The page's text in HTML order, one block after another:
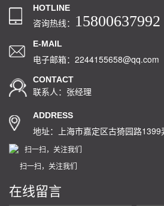
HOTLINE
咨询热线： 15800637992
E-MAIL
电子邮箱：2244155658@qq.com
CONTACT
联系人：张经理
ADDRESS
地址：上海市嘉定区古猗园路1399
扫一扫，关注我们
在线留言